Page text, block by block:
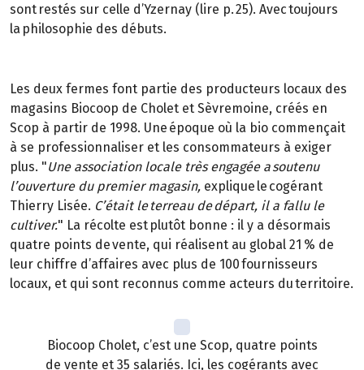
sont restés sur celle d’Yzernay (lire p. 25). Avec toujours
la philosophie des débuts.
Les deux fermes font partie des producteurs locaux des
magasins Biocoop de Cholet et Sèvremoine, créés en
Scop à partir de 1998. Une époque où la bio commençait
à se professionnaliser et les consommateurs à exiger
plus. "Une association locale très engagée a soutenu
l’ouverture du premier magasin, explique le cogérant
Thierry Lisée. C’était le terreau de départ, il a fallu le
cultiver." La récolte est plutôt bonne : il y a désormais
quatre points de vente, qui réalisent au global 21 % de
leur chiffre d’affaires avec plus de 100 fournisseurs
locaux, et qui sont reconnus comme acteurs du territoire.
Biocoop Cholet, c’est une Scop, quatre points
de vente et 35 salariés. Ici, les cogérants avec